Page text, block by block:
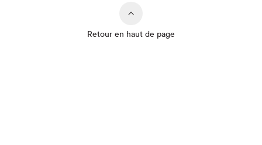
Retour en haut de page